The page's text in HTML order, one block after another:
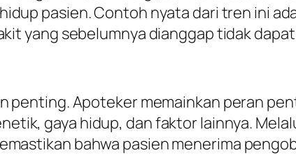
pasien. Contoh nyata dari tren ini
yang sebelumnya dianggap tidak
penting. Apoteker memainkan peran
gaya hidup, dan faktor lainnya.
bahwa pasien menerima